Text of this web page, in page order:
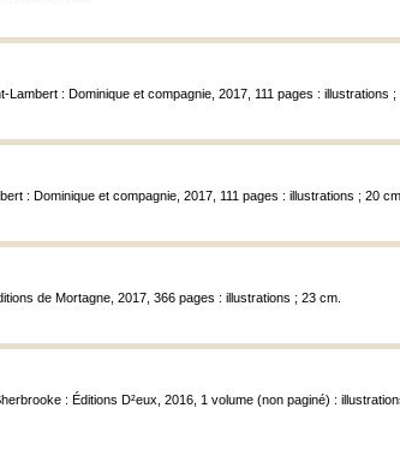
Lambert : Dominique et compagnie, 2017, 111 pages : illustrations ;
: Dominique et compagnie, 2017, 111 pages : illustrations ; 20 cm.
de Mortagne, 2017, 366 pages : illustrations ; 23 cm.
: Éditions D²eux, 2016, 1 volume (non paginé) :